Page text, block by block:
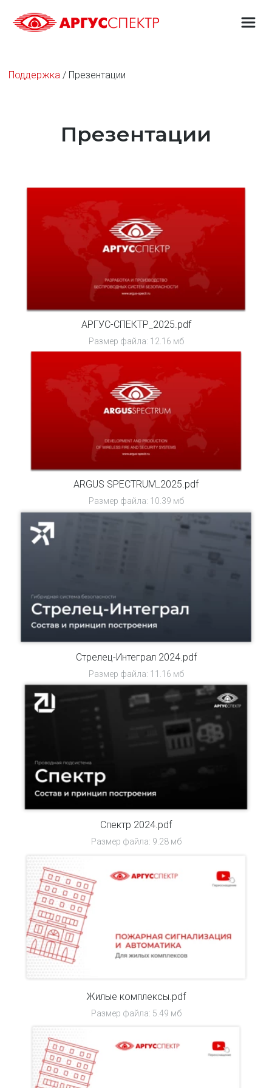
Поддержка / Презентации
Презентации
АРГУС-СПЕКТР_2025.pdf
Размер файла: 12.16 мб
ARGUS SPECTRUM_2025.pdf
Размер файла: 10.39 мб
Стрелец-Интеграл 2024.pdf
Размер файла: 11.16 мб
Спектр 2024.pdf
Размер файла: 9.28 мб
Жилые комплексы.pdf
Размер файла: 5.49 мб